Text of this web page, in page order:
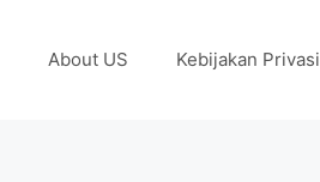
About US Kebijakan Privasi